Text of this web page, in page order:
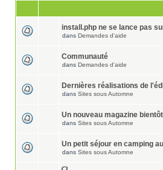
install.php ne se lance pas
dans Demandes d'aide
Communauté
dans Demandes d'aide
Dernières réalisations de
dans Sites sous Automne
Un nouveau magazine
dans Sites sous Automne
Un petit séjour en camping
dans Sites sous Automne